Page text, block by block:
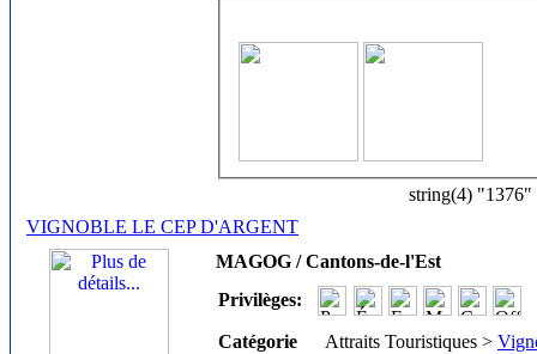
string(4) "1376"
VIGNOBLE LE CEP D'ARGENT
MAGOG / Cantons-de-l'Est
Privilèges:
Catégorie Attraits Touristiques >